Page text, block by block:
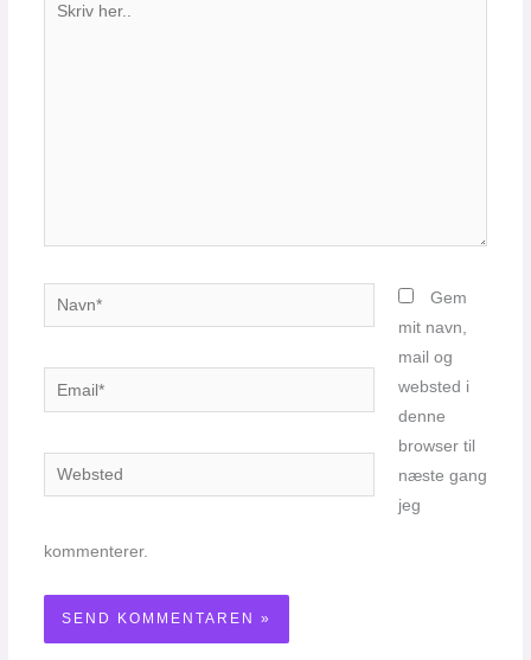
Navn*
Email*
Websted
Gem
mit navn,
mail og
websted i
denne
browser til
næste gang
jeg
kommenterer.